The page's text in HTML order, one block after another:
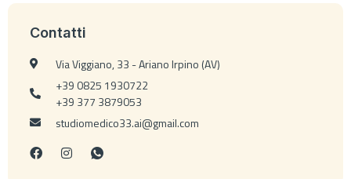
Contatti
Via Viggiano, 33 - Ariano Irpino (AV)
+39 0825 1930722
+39 377 3879053
studiomedico33.ai@gmail.com